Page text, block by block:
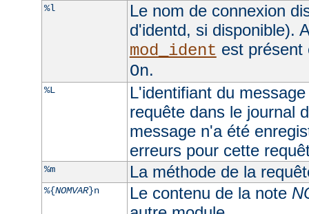
%l
Le nom de connexion
d'identd, si disponible).
mod_ident est
On.
%L
L'identifiant du
requête dans le journal
message n'a été
erreurs pour cette
%m La méthode de la
%{NOMVAR}n Le contenu de la note